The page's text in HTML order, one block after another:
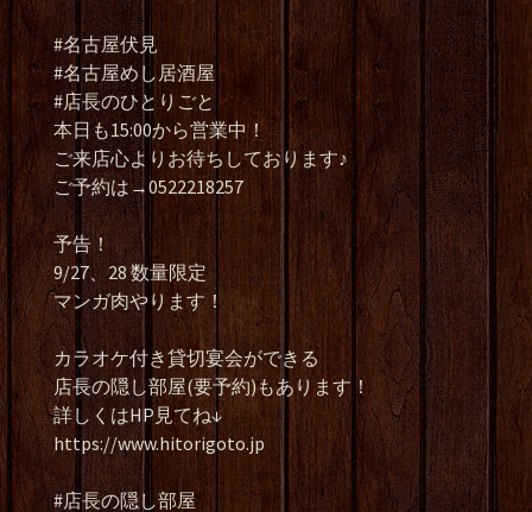
#名古屋伏見
#名古屋めし居酒屋
#店長のひとりごと
本日も15:00から営業中！
ご来店心よりお待ちしております♪
ご予約は→0522218257
予告！
9/27、28 数量限定
マンガ肉やります！
カラオケ付き貸切宴会ができる
店長の隠し部屋(要予約)もあります！
詳しくはHP見てね↓
https://www.hitorigoto.jp
#店長の隠し部屋